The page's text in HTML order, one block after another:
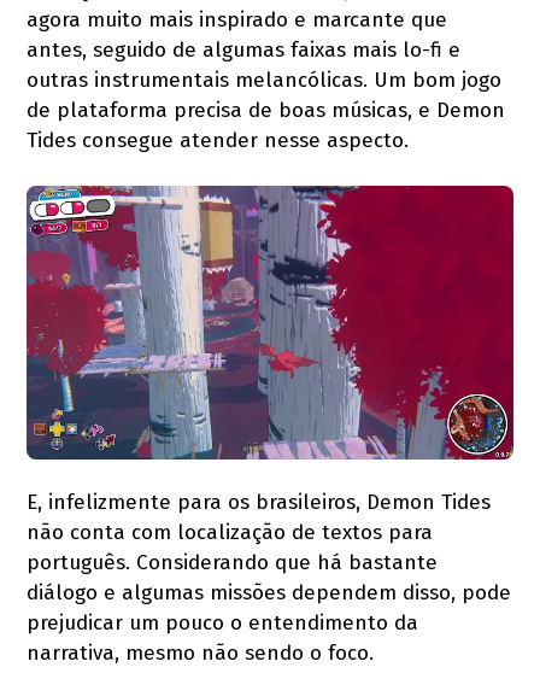
agora muito mais inspirado e marcante que
antes, seguido de algumas faixas mais lo-fi e
outras instrumentais melancólicas. Um bom jogo
de plataforma precisa de boas músicas, e Demon
Tides consegue atender nesse aspecto.
E, infelizmente para os brasileiros, Demon Tides
não conta com localização de textos para
português. Considerando que há bastante
diálogo e algumas missões dependem disso, pode
prejudicar um pouco o entendimento da
narrativa, mesmo não sendo o foco.